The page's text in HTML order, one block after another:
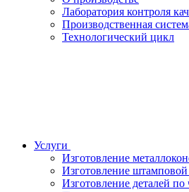
Лаборатория контроля
Производственная
Технологический цикл
Услуги
Изготовление
Изготовление
Изготовление деталей по